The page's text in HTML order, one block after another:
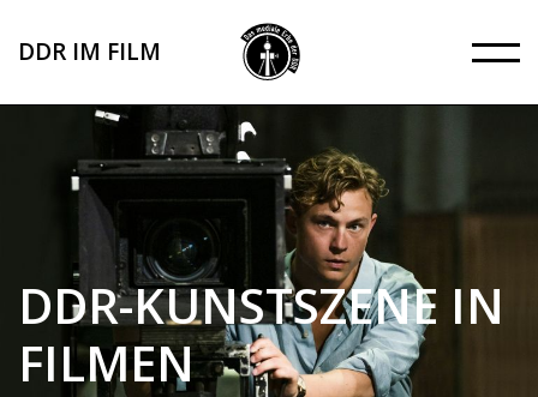
zum
DDR IM FILM
DDR-KUNSTSZENE IN
FILMEN